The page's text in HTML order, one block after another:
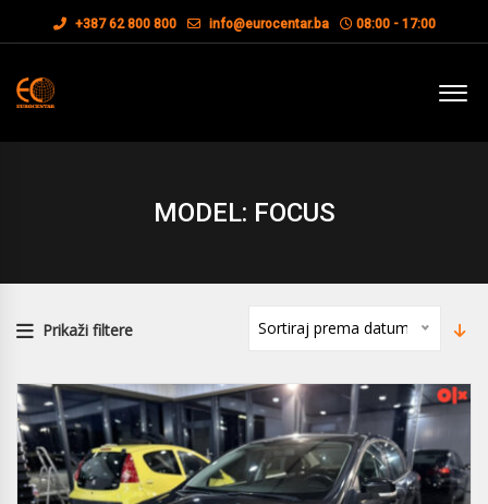
+387 62 800 800 info@eurocentar.ba 08:00 - 17:00
MODEL: FOCUS
Prikaži filtere Sortiraj prema datumu